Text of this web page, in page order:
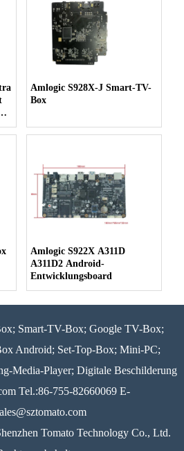
Amlogic S928X-J Smart-TV-
Box
Amlogic S922X A311D
A311D2 Android-
Entwicklungsboard
Smart-TV-Box; Google TV-Box;
Android; Set-Top-Box; Mini-PC;
Media-Player; Digitale Beschilderung
Tel.:86-755-82660069 E-
Tomato Technology Co., Ltd.